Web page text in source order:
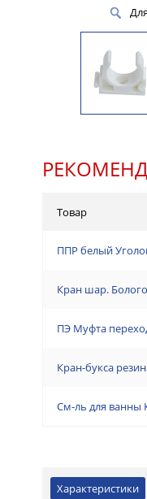
Товар
ППР белый
Кран шар.
ПЭ Муфта
Кран-букса
См-ль для
Характеристики